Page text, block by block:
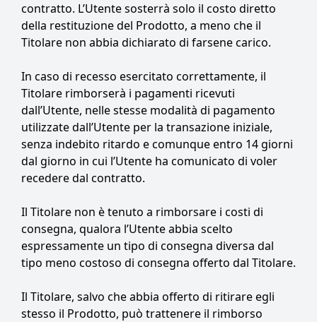
contratto. L’Utente sosterrà solo il costo diretto
della restituzione del Prodotto, a meno che il
Titolare non abbia dichiarato di farsene carico.
In caso di recesso esercitato correttamente, il
Titolare rimborserà i pagamenti ricevuti
dall’Utente, nelle stesse modalità di pagamento
utilizzate dall’Utente per la transazione iniziale,
senza indebito ritardo e comunque entro 14 giorni
dal giorno in cui l’Utente ha comunicato di voler
recedere dal contratto.
Il Titolare non è tenuto a rimborsare i costi di
consegna, qualora l’Utente abbia scelto
espressamente un tipo di consegna diversa dal
tipo meno costoso di consegna offerto dal Titolare.
Il Titolare, salvo che abbia offerto di ritirare egli
stesso il Prodotto, può trattenere il rimborso